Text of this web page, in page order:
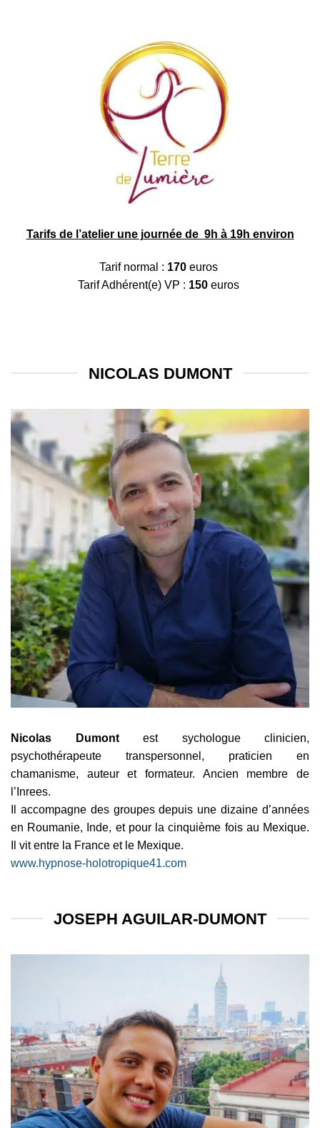
Tarifs de l’atelier une journée de 9h à 19h environ
Tarif normal : 170 euros
Tarif Adhérent(e) VP : 150 euros
NICOLAS DUMONT
Nicolas Dumont est sychologue clinicien,
psychothérapeute transpersonnel, praticien en
chamanisme, auteur et formateur. Ancien membre de
l’Inrees.
Il accompagne des groupes depuis une dizaine d’années
en Roumanie, Inde, et pour la cinquième fois au Mexique.
Il vit entre la France et le Mexique.
www.hypnose-holotropique41.com
JOSEPH AGUILAR-DUMONT